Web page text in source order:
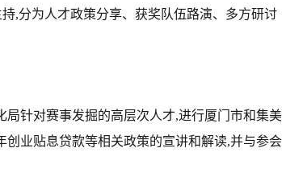
,分为人才政策分享、获奖队伍路演、多方研讨
局针对赛事发掘的高层次人才,进行厦门市和集美
业贴息贷款等相关政策的宣讲和解读,并与参会